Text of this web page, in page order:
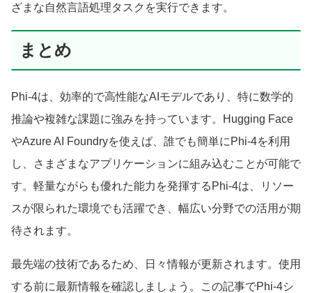
ざまな自然言語処理タスクを実行できます。
まとめ
Phi-4は、効率的で高性能なAIモデルであり、特に数学的
推論や複雑な課題に強みを持っています。Hugging Face
やAzure AI Foundryを使えば、誰でも簡単にPhi-4を利用
し、さまざまなアプリケーションに組み込むことが可能で
す。軽量ながらも優れた能力を発揮するPhi-4は、リソー
スが限られた環境でも活躍でき、幅広い分野での活用が期
待されます。
最先端の技術であるため、日々情報が更新されます。使用
する前に最新情報を確認しましょう。この記事でPhi-4シ